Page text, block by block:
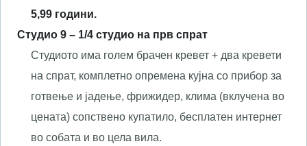
5,99 години.
Студио 9 – 1/4 студио на прв спрат
Студиото има голем брачен кревет + два кревети
на спрат, комплетно опремена кујна со прибор за
готвење и јадење, фрижидер, клима (вклучена во
цената) сопствено купатило, бесплатен интернет
во собата и во цела вила.